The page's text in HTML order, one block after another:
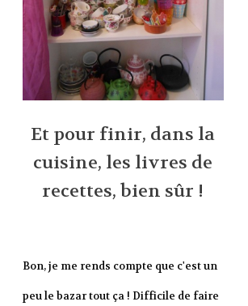
Et pour finir, dans la
cuisine, les livres de
recettes, bien sûr !
Bon, je me rends compte que c'est un
peu le bazar tout ça ! Difficile de faire